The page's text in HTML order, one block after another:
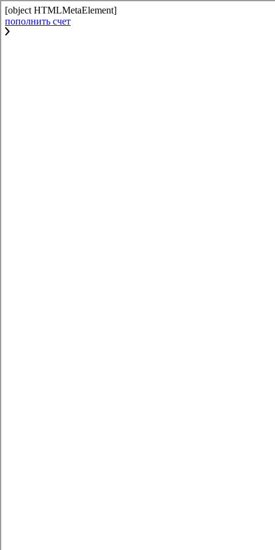
[object HTMLMetaElement]
пополнить счет